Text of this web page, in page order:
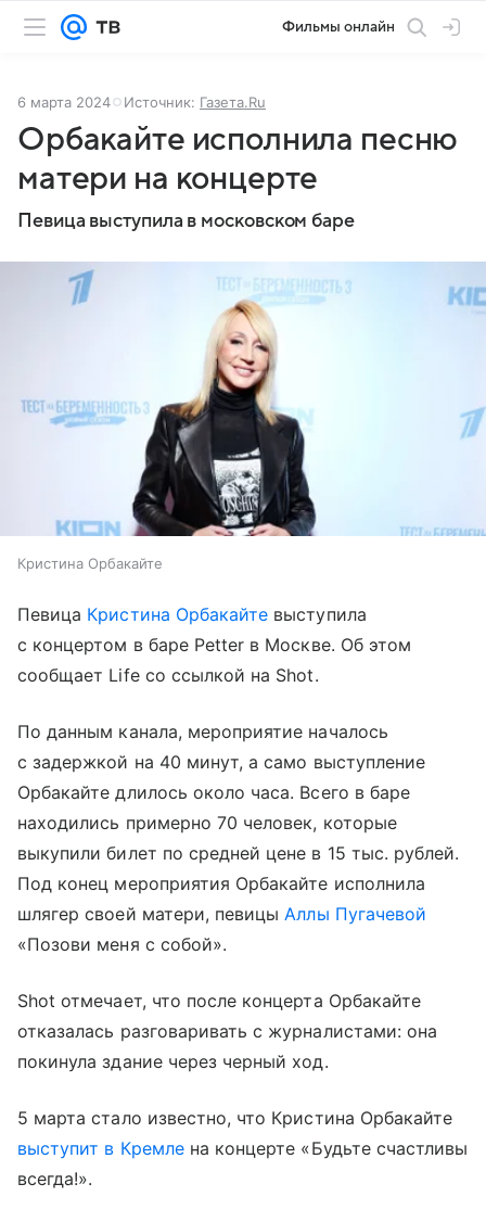
Фильмы онлайн
6 марта 2024 Источник: Газета.Ru
Орбакайте исполнила песню
матери на концерте
Певица выступила в московском баре
Кристина Орбакайте
Певица Кристина Орбакайте выступила
с концертом в баре Petter в Москве. Об этом
сообщает Life со ссылкой на Shot.
По данным канала, мероприятие началось
с задержкой на 40 минут, а само выступление
Орбакайте длилось около часа. Всего в баре
находились примерно 70 человек, которые
выкупили билет по средней цене в 15 тыс. рублей.
Под конец мероприятия Орбакайте исполнила
шлягер своей матери, певицы Аллы Пугачевой
«Позови меня с собой».
Shot отмечает, что после концерта Орбакайте
отказалась разговаривать с журналистами: она
покинула здание через черный ход.
5 марта стало известно, что Кристина Орбакайте
выступит в Кремлена концерте «Будьте счастливы
всегда!».